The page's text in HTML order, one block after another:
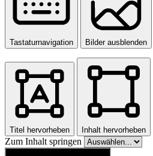
Tastaturnavigation Bilder ausblenden
Titel hervorheben Inhalt hervorheben
Zum Inhalt springen